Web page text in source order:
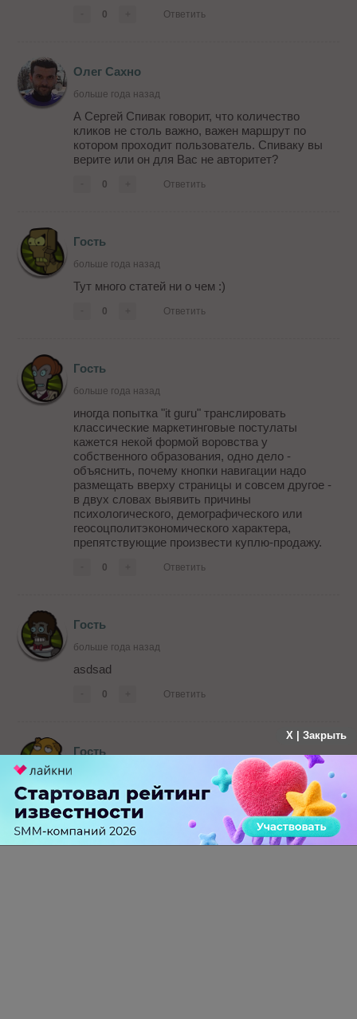
0 Ответить
Олег Сахно
больше года назад
А Сергей Спивак говорит, что количество
кликов не столь важно, важен маршрут по
котором проходит пользователь. Спиваку вы
верите или он для Вас не авторитет?
0 Ответить
Гость
больше года назад
Тут много статей ни о чем :)
0 Ответить
Гость
больше года назад
иногда попытка "it guru" транслировать
классические маркетинговые постулаты
кажется некой формой воровства у
собственного образования, одно дело -
объяснить, почему кнопки навигации надо
размещать вверху страницы и совсем другое -
в двух словах выявить причины
психологического, демографического или
геосоцполитэкономического характера,
препятствующие произвести куплю-продажу.
0 Ответить
Гость
больше года назад
asdsad
0 Ответить
Гость
статья ни о чем (так, общие фразы о том что
надо улучшать сайт, а о том как это делать -
нет), вероятно надо идти на Google и там
читать обо всем,
X | Закрыть